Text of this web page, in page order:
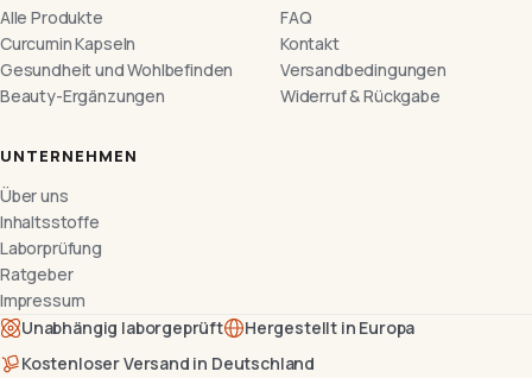
Alle Produkte
Curcumin Kapseln
Gesundheit und Wohlbefinden
Beauty-Ergänzungen
FAQ
Kontakt
Versandbedingungen
Widerruf & Rückgabe
UNTERNEHMEN
Über uns
Inhaltsstoffe
Laborprüfung
Ratgeber
Impressum
Unabhängig laborgeprüft
Hergestellt in Europa
Kostenloser Versand in Deutschland